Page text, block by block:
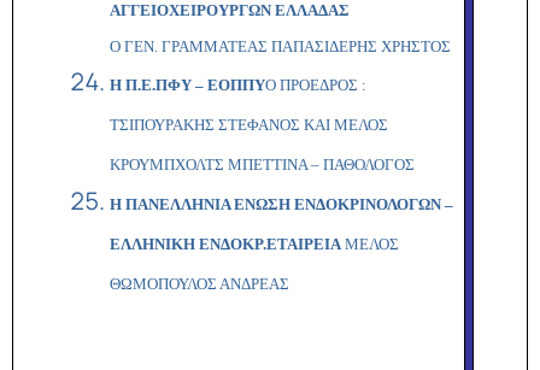
ΑΓΓΕΙΟΧΕΙΡΟΥΡΓΩΝ ΕΛΛΑΔΑΣ
Ο ΓΕΝ. ΓΡΑΜΜΑΤΕΑΣ ΠΑΠΑΣΙΔΕΡΗΣ ΧΡΗΣΤΟΣ
Η Π.Ε.ΠΦΥ – ΕΟΠΠΥΟ ΠΡΟΕΔΡΟΣ :
ΤΣΙΠΟΥΡΑΚΗΣ ΣΤΕΦΑΝΟΣ ΚΑΙ ΜΕΛΟΣ
ΚΡΟΥΜΠΧΟΛΤΣ ΜΠΕΤΤΙΝΑ – ΠΑΘΟΛΟΓΟΣ
Η ΠΑΝΕΛΛΗΝΙΑ ΕΝΩΣΗ ΕΝΔΟΚΡΙΝΟΛΟΓΩΝ –
ΕΛΛΗΝΙΚΗ ΕΝΔΟΚΡ.ΕΤΑΙΡΕΙΑΜΕΛΟΣ
ΘΩΜΟΠΟΥΛΟΣ ΑΝΔΡΕΑΣ